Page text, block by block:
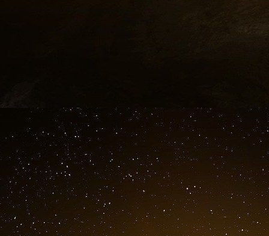
terrain qui est tout, Pasteur est fou !”
raison à Béchamp, ce qui est proprement
AVC qui le laissa hémiplégique, il perdit
théories encore plus folles et plus fausses que
L’organisme humain est une merveille
étrangères, virus et autres bactéries, c’est la
l’on appelle “maladie” le système
et l’on en fait un malade chronique !